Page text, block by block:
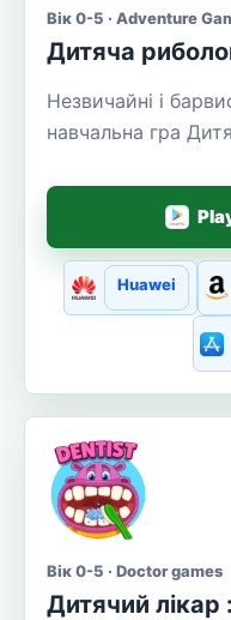
Вік 0-5 · Adventure
Дитяча
Незвичайні і
навчальна гра
Huawei
Вік 0-5 · Doctor games
Дитячий лікар